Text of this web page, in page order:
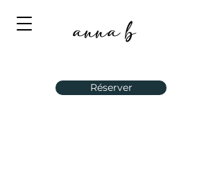
anna b
Réserver